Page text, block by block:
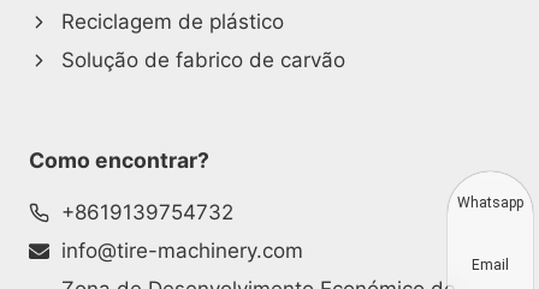
Reciclagem de plástico
Solução de fabrico de carvão
Como encontrar?
+8619139754732
info@tire-machinery.com
Whatsapp
Email